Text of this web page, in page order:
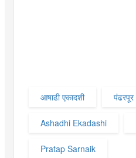
आषाढी एकादशी पंढरपूर
Ashadhi Ekadashi
Pratap Sarnaik